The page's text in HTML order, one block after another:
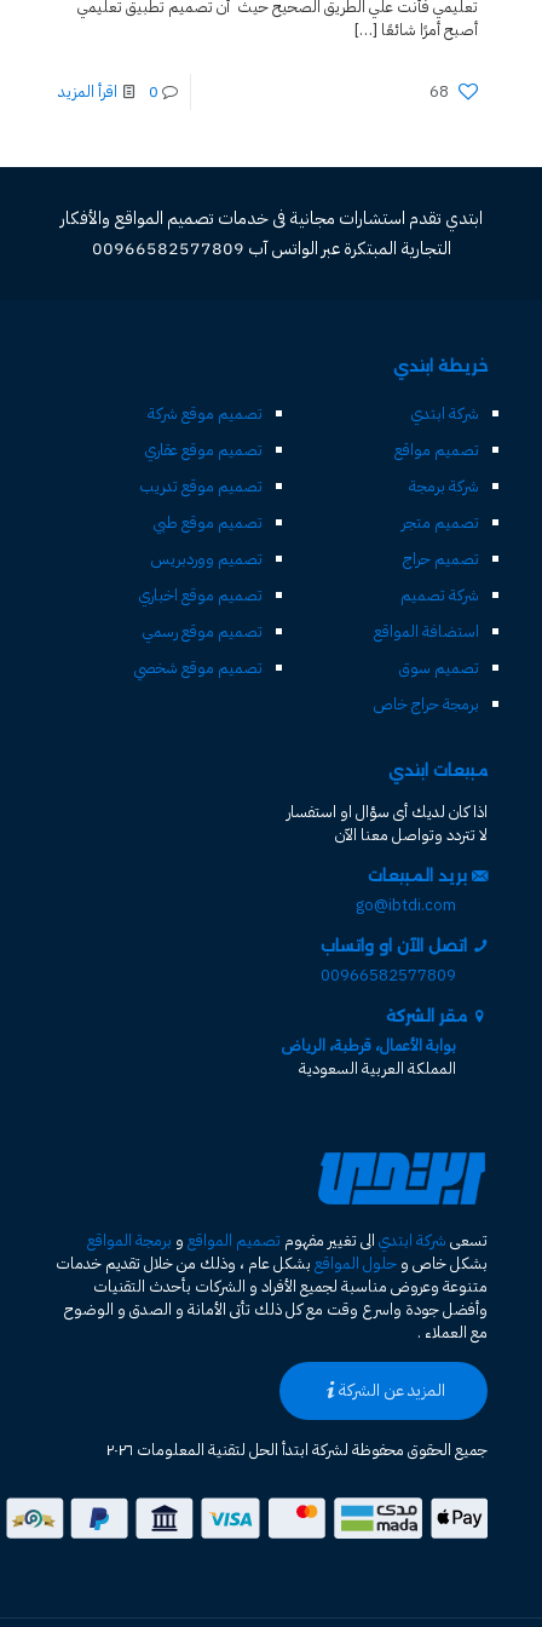
تعليمي فأنت علي الطريق الصحيح حيث أن تصميم تطبيق تعليمي
أصبح أمرًا شائعًا […]
68
0 اقرأ المزيد
ابتدي تقدم استشارات مجانية فى خدمات تصميم المواقع والأفكار
التجارية المبتكرة عبر الواتس آب 00966582577809
خريطة ابتدي
شركة ابتدي
تصميم مواقع
شركة برمجة
تصميم متجر
تصميم حراج
شركة تصميم
استضافة المواقع
تصميم سوق
برمجة حراج خاص
تصميم موقع شركة
تصميم موقع عقاري
تصميم موقع تدريب
تصميم موقع طبي
تصميم ووردبريس
تصميم موقع اخباري
تصميم موقع رسمي
تصميم موقع شخصي
مبيعات ابتدي
اذا كان لديك أى سؤال او استفسار
لا تتردد وتواصل معنا الآن
بريد المبيعات
go@ibtdi.com
اتصل الآن او واتساب
00966582577809
مقر الشركة
بوابة الأعمال، قرطبة، الرياض
المملكة العربية السعودية
تسعى شركة ابتدي الى تغيير مفهوم تصميم المواقع و برمجة المواقع
بشكل خاص و حلول المواقع بشكل عام ، وذلك من خلال تقديم خدمات
متنوعة وعروض مناسبة لجميع الأفراد و الشركات بأحدث التقنيات
وأفضل جودة واسرع وقت مع كل ذلك تأتى الأمانة و الصدق و الوضوح
مع العملاء .
المزيد عن الشركة
جميع الحقوق محفوظة لشركة ابتدأ الحل لتقنية المعلومات ٢٠٢٦